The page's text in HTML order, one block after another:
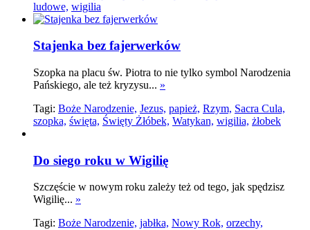
ludowe, wigilia
Stajenka bez fajerwerków
Szopka na placu św. Piotra to nie tylko symbol Narodzenia
Pańskiego, ale też kryzysu... »
Tagi: Boże Narodzenie, Jezus, papież, Rzym, Sacra Cula,
szopka, święta, Święty Żłóbek, Watykan, wigilia, żłobek
Do siego roku w Wigilię
Szczęście w nowym roku zależy też od tego, jak spędzisz
Wigilię... »
Tagi: Boże Narodzenie, jabłka, Nowy Rok, orzechy,